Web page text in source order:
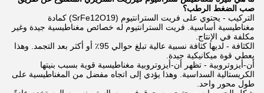
صب الضغط الرطب؟
التركيب - يحتوي على فريت السترانتيوم (SrFe12O19) كمادة
مغناطيسية أساسية. فريت السترانتيوم له خصائص مغناطيسية جيدة وغير
مكلفة في الإنتاج.
الكثافة - لديها كثافة نسبية عالية تبلغ حوالي 95٪ أو أكثر بعد التجمد. وهذا
يعطي قوة ميكانيكية جيدة.
أن-أيزوتروبية - تظهر أن-أيزوتروبية مغناطيسية قوية بسبب بنيتها
الكريستالية السداسية. وهذا يؤدي إلى اتجاه مفضل من المغناطيسية على
طول محور واحد.